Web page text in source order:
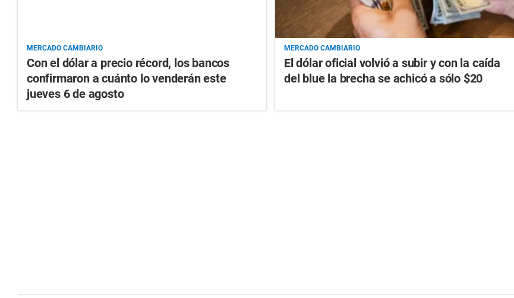
MERCADO CAMBIARIO
Con el dólar a precio récord, los bancos
confirmaron a cuánto lo venderán este
jueves 6 de agosto
MERCADO CAMBIARIO
El dólar oficial volvió a subir y con la caída
del blue la brecha se achicó a sólo $20